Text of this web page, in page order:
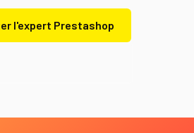
l'expert Prestashop